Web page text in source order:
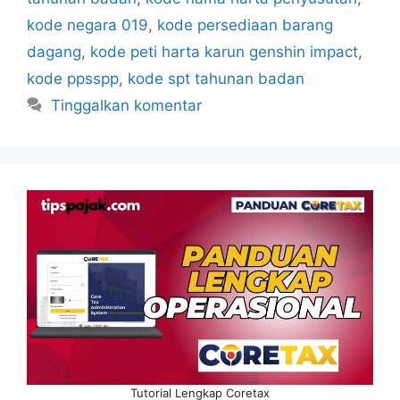
kode negara 019, kode persediaan barang
dagang, kode peti harta karun genshin impact,
kode ppsspp, kode spt tahunan badan
Tinggalkan komentar
Tutorial Lengkap Coretax